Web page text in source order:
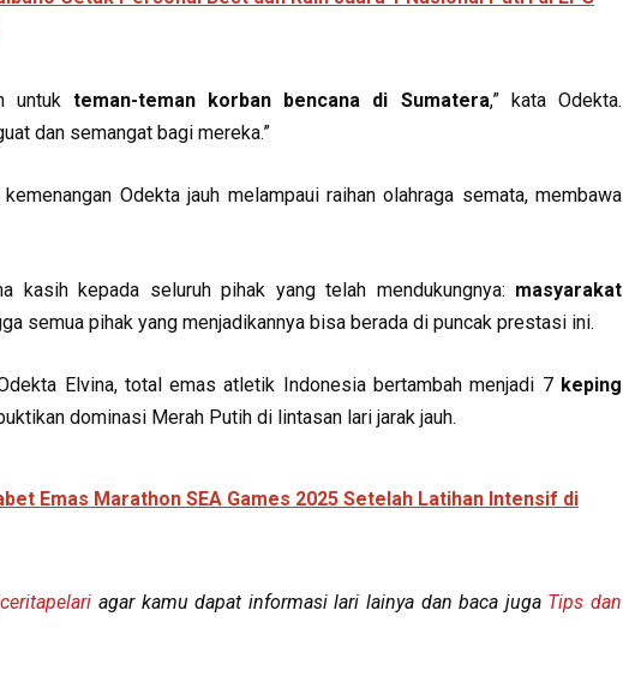
untuk teman-teman korban bencana di Sumatera,” kata Odekta.
dan semangat bagi mereka.”
Odekta jauh melampaui raihan olahraga semata, membawa
kasih kepada seluruh pihak yang telah mendukungnya: masyarakat
semua pihak yang menjadikannya bisa berada di puncak prestasi ini.
Elvina, total emas atletik Indonesia bertambah menjadi 7keping
dominasi Merah Putih di lintasan lari jarak jauh.
Emas Marathon SEA Games 2025 Setelah Latihan Intensif di
agar kamu dapat informasi lari lainya dan baca juga Tips dan